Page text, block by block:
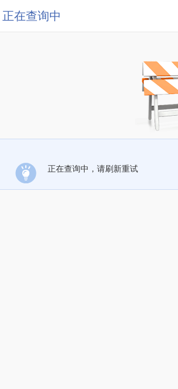
正在查询中
正在查询中，请刷新重试